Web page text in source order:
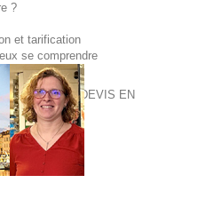
?
et tarification
se comprendre
DEVIS EN